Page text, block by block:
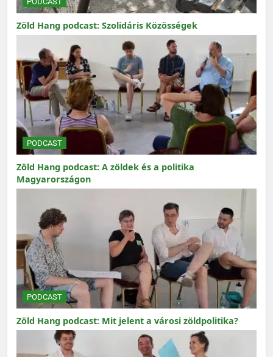
Zöld Hang podcast: Szolidáris Közösségek
PODCAST
Zöld Hang podcast: A zöldek és a politika
Magyarországon
PODCAST
Zöld Hang podcast: Mit jelent a városi zöldpolitika?